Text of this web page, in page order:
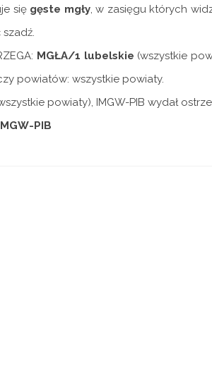
sięgęste mgły, w zasięgu których
MGŁA/1 lubelskie (wszystkie
powiatów: wszystkie powiaty.
powiaty), IMGW-PIB wydał
PIB